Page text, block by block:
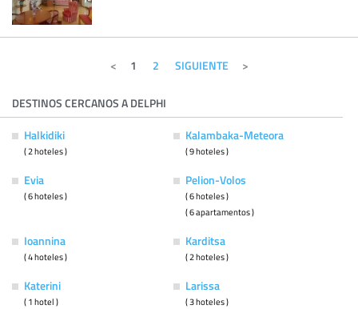
1 2 SIGUIENTE
DESTINOS CERCANOS A DELPHI
Halkidiki
( 2 hoteles )
Kalambaka-Meteora
( 9 hoteles )
Evia
( 6 hoteles )
Pelion-Volos
( 6 hoteles )
( 6 apartamentos )
Ioannina
( 4 hoteles )
Karditsa
( 2 hoteles )
Katerini
( 1 hotel )
Larissa
( 3 hoteles )